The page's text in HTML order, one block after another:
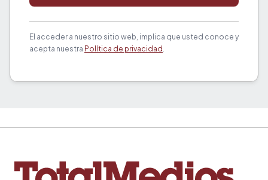
El acceder a nuestro sitio web, implica que usted conoce y
acepta nuestra Política de privacidad .